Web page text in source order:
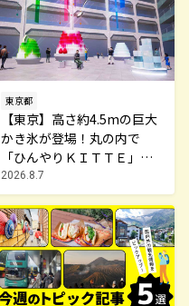
東京都
【東京】高さ約4.5mの巨大
かき氷が登場！丸の内で
「ひんやりＫＩＴＴＥ」が8
月7日から開催
2026.8.7